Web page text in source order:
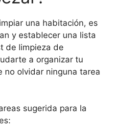
una habitación, es
y establecer una lista
de limpieza de
a organizar tu
no olvidar ninguna tarea
sugerida para la